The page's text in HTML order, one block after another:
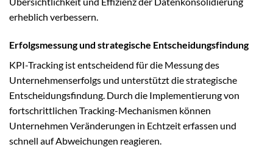
erheblich verbessern.
Erfolgsmessung und strategische Entscheidungsfindung
KPI-Tracking ist entscheidend für die Messung des
Unternehmenserfolgs und unterstützt die strategische
Entscheidungsfindung. Durch die Implementierung von
fortschrittlichen Tracking-Mechanismen können
Unternehmen Veränderungen in Echtzeit erfassen und
schnell auf Abweichungen reagieren.